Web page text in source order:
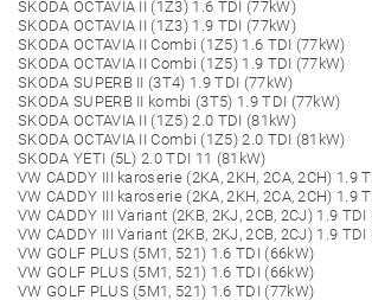
SKODA OCTAVIA II (1Z3) 1.6 TDI (77kW)
SKODA OCTAVIA II (1Z3) 1.9 TDI (77kW)
SKODA OCTAVIA II Combi (1Z5) 1.6 TDI (77kW)
SKODA OCTAVIA II Combi (1Z5) 1.9 TDI (77kW)
SKODA SUPERB II (3T4) 1.9 TDI (77kW)
SKODA SUPERB II kombi (3T5)
SKODA OCTAVIA II (1Z5) 2.0 TDI (81kW)
SKODA OCTAVIA II Combi (1Z5) 2.0 TDI (81kW)
SKODA YETI (5L) 2.0 TDI 11 (81kW)
VW CADDY III karoserie (2KA, 2KH, 2CA, 2CH) 1.9
VW CADDY III karoserie (2KA, 2KH, 2CA, 2CH) 1.9
VW CADDY III Variant (2KB, 2KJ, 2CB, 2CJ) 1.9 TDI
VW CADDY III Variant (2KB, 2KJ, 2CB, 2CJ) 1.9 TDI
VW GOLF PLUS (5M1, 521) 1.6 TDI (66kW)
VW GOLF PLUS (5M1, 521) 1.6 TDI (66kW)
VW GOLF PLUS (5M1, 521) 1.6 TDI (77kW)